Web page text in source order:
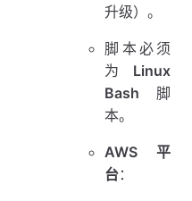
升级）。
脚本必须
为 Linux
Bash 脚
本。
AWS 平
台：